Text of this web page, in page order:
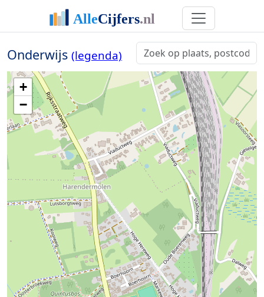
Onderwijs (legenda)
+
−